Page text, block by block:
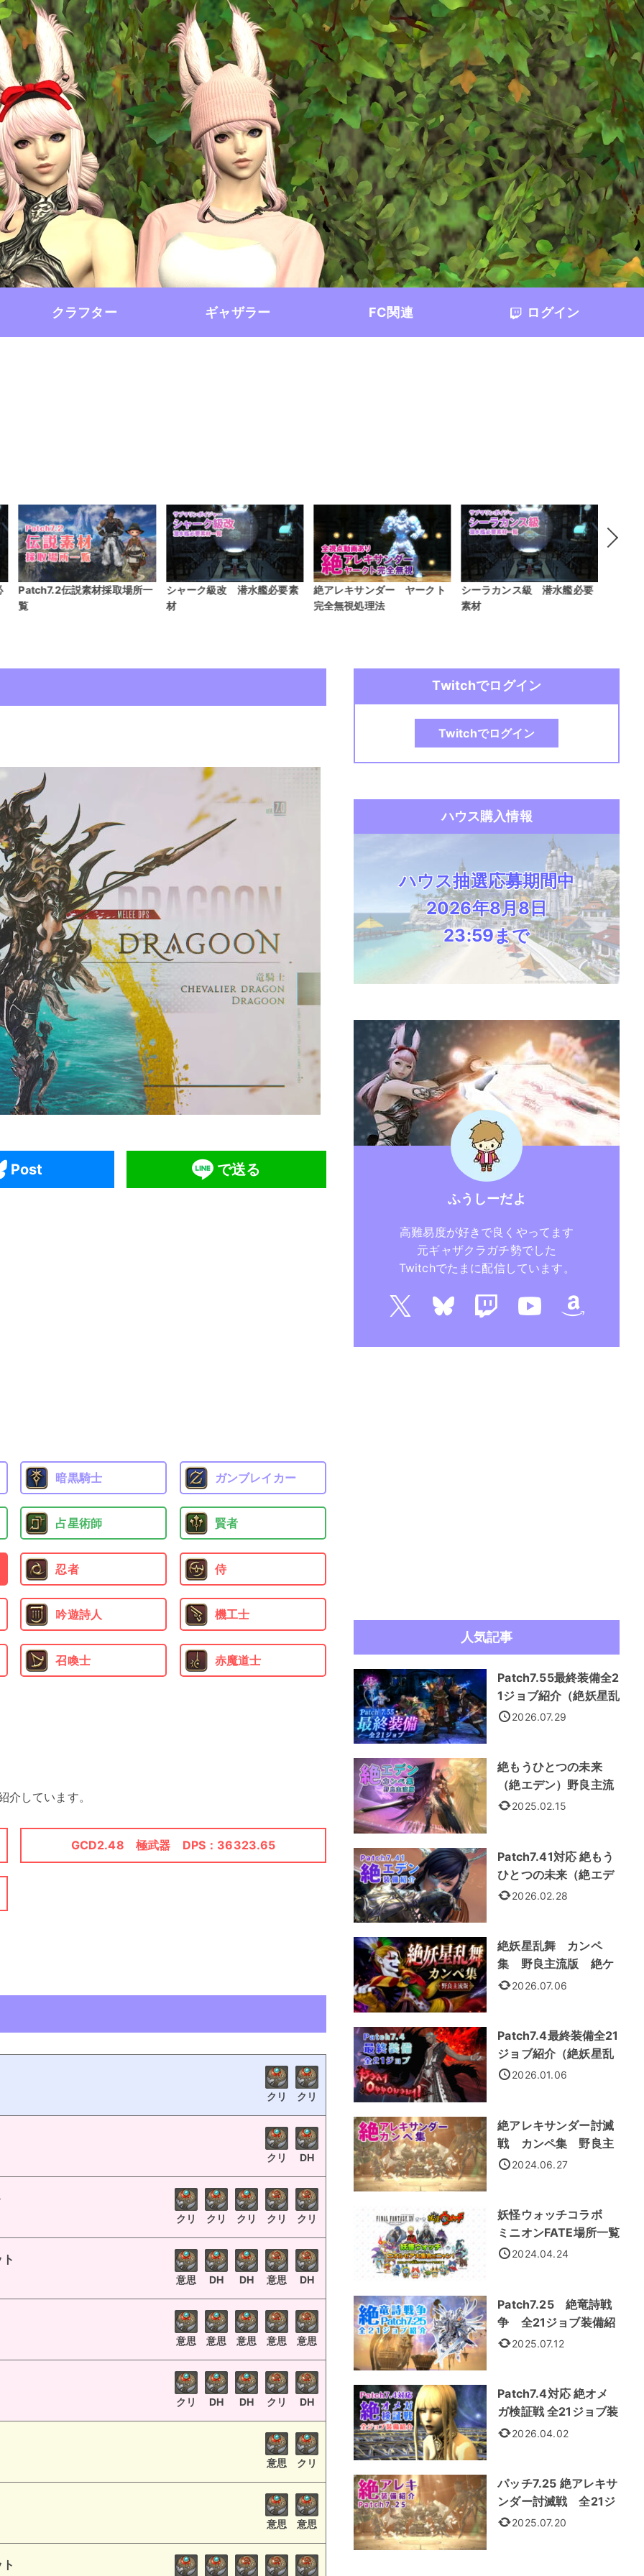
クラフター ギャザラー FC関連 ログイン
シャーク級改 潜水艦必要素
材
絶アレキサンダー ヤークト
完全無視処理法
シーラカンス級 潜水艦必要
素材
青魔道士 Lv80の装備紹介
Post で送る
暗黒騎士 ガンブレイカー
占星術師 賢者
忍者 侍
吟遊詩人 機工士
召喚士 赤魔道士
しています。
GCD2.48 極武器 DPS：36323.65
クリ クリ
クリ DH
クリ クリ クリ クリ クリ
意思 DH DH 意思 DH
意思 意思 意思 意思 意思
クリ DH DH クリ DH
意思 クリ
意思 意思
Twitchでログイン
Twitchでログイン
ハウス購入情報
ハウス抽選応募期間中
2026年8月8日
23:59まで
ふうしーだよ
高難易度が好きで良くやってます
元ギャザクラガチ勢でした
Twitchでたまに配信しています。
人気記事
Patch7.55最終装備全2
1ジョブ紹介（絶妖星乱
舞装備）
2026.07.29
絶もうひとつの未来
（絶エデン）野良主流
カンペ集
2025.02.15
Patch7.41対応 絶もう
ひとつの未来（絶エデ
ン） 全21ジョブ装備紹
2026.02.28
絶妖星乱舞 カンペ
集 野良主流版 絶ケ
フカ2026.07.06
Patch7.4最終装備全21
ジョブ紹介（絶妖星乱
舞装備）
2026.01.06
絶アレキサンダー討滅
戦 カンペ集 野良主
流処理法
2024.06.27
妖怪ウォッチコラボ
ミニオンFATE場所一覧
2024.04.24
Patch7.25 絶竜詩戦
争 全21ジョブ装備紹
介 2025.07.12
Patch7.4対応 絶オメ
ガ検証戦 全21ジョブ装
備紹介
2026.04.02
パッチ7.25 絶アレキサ
ンダー討滅戦 全21ジ
ョブ装備
2025.07.20